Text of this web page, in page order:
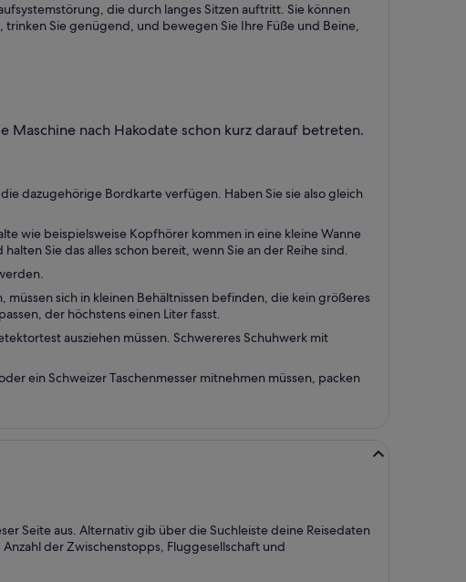
die durch langes Sitzen auftritt. Sie können
Sie genügend, und bewegen Sie Ihre Füße und Beine,
nach Hakodate schon kurz darauf betreten.
dazugehörige Bordkarte verfügen. Haben Sie sie also gleich
wie beispielsweise Kopfhörer kommen in eine kleine Wanne
Sie das alles schon bereit, wenn Sie an der Reihe sind.
sich in kleinen Behältnissen befinden, die kein größeres
der höchstens einen Liter fasst.
ausziehen müssen. Schwereres Schuhwerk mit
ein Schweizer Taschenmesser mitnehmen müssen, packen
Seite aus. Alternativ gib über die Suchleiste deine Reisedaten
der Zwischenstopps, Fluggesellschaft und